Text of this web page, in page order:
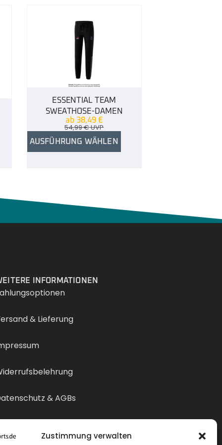
Zustimmung verwalten
ESSENTIAL TEAM
SWEATHOSE-DAMEN
ab 38,49€
54,99€UVP
AUSFÜHRUNG WÄHLEN
INFORMATIONEN
& Lieferung
& AGBs